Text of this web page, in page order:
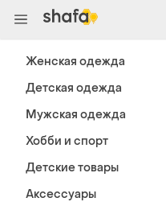
Женская одежда
Детская одежда
Мужская одежда
Хобби и спорт
Детские товары
Аксессуары